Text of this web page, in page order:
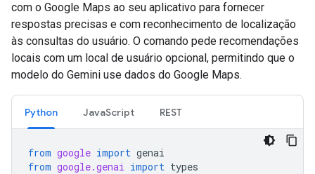
com o Google Maps ao seu aplicativo para fornecer
respostas precisas e com reconhecimento de localização
às consultas do usuário. O comando pede recomendações
locais com um local de usuário opcional, permitindo que o
modelo do Gemini use dados do Google Maps.
Python JavaScript REST
from google import genai
from google.genai import types